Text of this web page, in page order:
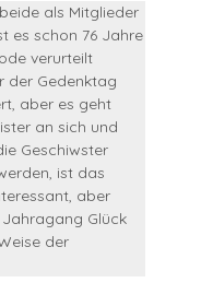
als Mitglieder
es schon 76 Jahre
verurteilt
der Gedenktag
aber es geht
an sich und
Geschiwster
ist das
aber
Jahragang Glück
der